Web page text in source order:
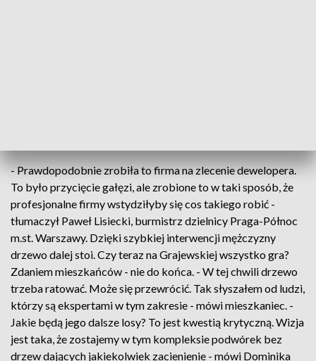
- Prawdopodobnie zrobiła to firma na zlecenie dewelopera.
To było przycięcie gałęzi, ale zrobione to w taki sposób, że
profesjonalne firmy wstydziłyby się cos takiego robić -
tłumaczył Paweł Lisiecki, burmistrz dzielnicy Praga-Północ
m.st. Warszawy. Dzięki szybkiej interwencji mężczyzny
drzewo dalej stoi. Czy teraz na Grajewskiej wszystko gra?
Zdaniem mieszkańców - nie do końca. - W tej chwili drzewo
trzeba ratować. Może się przewrócić. Tak słyszałem od ludzi,
którzy są ekspertami w tym zakresie - mówi mieszkaniec. -
Jakie będą jego dalsze losy? To jest kwestią krytyczną. Wizja
jest taka, że zostajemy w tym kompleksie podwórek bez
drzew dających jakiekolwiek zacienienie - mówi Dominika